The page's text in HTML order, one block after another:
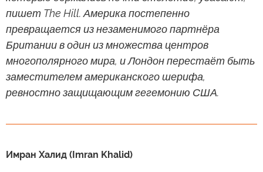
пишет The Hill. Америка постепенно
превращается из незаменимого партнёра
Британии в один из множества центров
многополярного мира, и Лондон перестаёт быть
заместителем американского шерифа,
ревностно защищающим гегемонию США.
Имран Халид (Imran Khalid)